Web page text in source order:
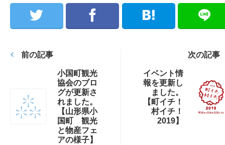
前の記事
小国町観光
協会のブロ
グが更新さ
れました。
【山形県小
国町 観光
と物産フェ
アの様子】
次の記事
イベント情
報を更新し
ました。
【町イチ！
村イチ！
2019】